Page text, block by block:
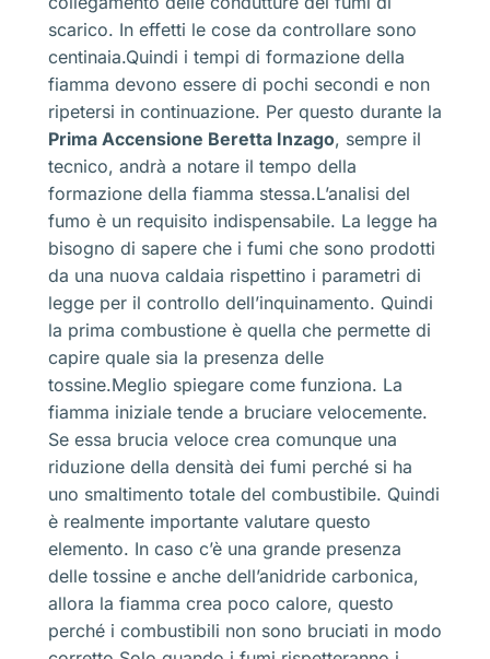
scarico. In effetti le cose da controllare sono
centinaia.Quindi i tempi di formazione della
fiamma devono essere di pochi secondi e non
ripetersi in continuazione. Per questo durante la
Prima Accensione Beretta Inzago, sempre il
tecnico, andrà a notare il tempo della
formazione della fiamma stessa.L’analisi del
fumo è un requisito indispensabile. La legge ha
bisogno di sapere che i fumi che sono prodotti
da una nuova caldaia rispettino i parametri di
legge per il controllo dell’inquinamento. Quindi
la prima combustione è quella che permette di
capire quale sia la presenza delle
tossine.Meglio spiegare come funziona. La
fiamma iniziale tende a bruciare velocemente.
Se essa brucia veloce crea comunque una
riduzione della densità dei fumi perché si ha
uno smaltimento totale del combustibile. Quindi
è realmente importante valutare questo
elemento. In caso c’è una grande presenza
delle tossine e anche dell’anidride carbonica,
allora la fiamma crea poco calore, questo
perché i combustibili non sono bruciati in modo